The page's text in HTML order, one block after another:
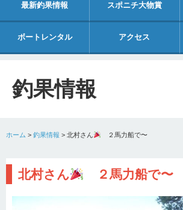
最新釣果情報 スポニチ大物賞
ボートレンタル アクセス
釣果情報
ホーム > 釣果情報 > 北村さん ２馬力船で〜
北村さん ２馬力船で〜